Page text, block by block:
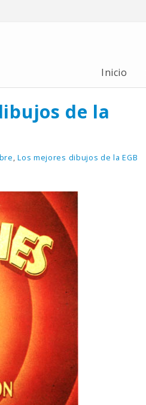
Inicio
de la
,Los mejores dibujos de la EGB
Gana una de las cuatro
unidades de PLAYMOBIL
que sorteamos: Knight
Rider – El coche fantástico
FlixOlé nos divierte con su
colección de comedias de
los 80 y 90 y regalamos
suscripciones anuales
noviembre, 2022